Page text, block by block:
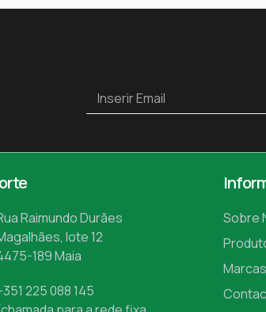
Raimundo Durães
lote 12
189 Maia
225 088 145
Sobre
Marcas